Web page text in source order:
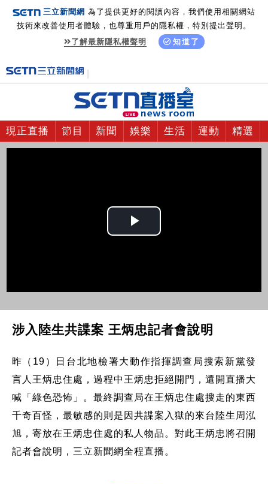
三立新聞網 為了提供更好的閱讀內容，我們使用相關網站
技術來改善使用者體驗，也尊重用戶的隱私權，特別提出聲明。
了解最新隱私權聲明
知道了
現正直播 節目 新聞 娛樂 生活 運動 精選
Play
涉入陸生共諜案 王炳忠記者會說明
昨（19）日台北地檢署大動作指揮調查局搜索新黨發
言人王炳忠住處，過程中王炳忠拒絕開門，還開直播大
喊「綠色恐怖」。最終調查局在王炳忠住處搜走的東西
千奇百怪，最敏感的則是因共諜案入獄的來台陸生周泓
旭，寄放在王炳忠住處的私人物品。對此王炳忠將召開
記者會說明，三立新聞網全程直播。